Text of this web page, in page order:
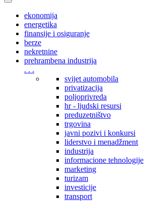
Toggle
navigationekonomija
energetika
finansije i osiguranje
berze
nekretnine
prehrambena industrija
. . .
svijet automobila
privatizacija
poljoprivreda
hr - ljudski resursi
preduzetništvo
trgovina
javni pozivi i konkursi
liderstvo i menadžment
industrija
informacione tehnologije
marketing
turizam
investicije
transport